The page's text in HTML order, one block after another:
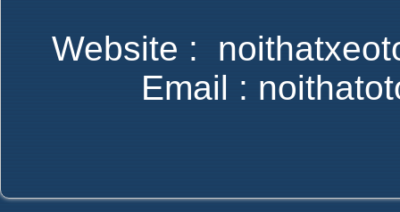
Website :
Email :